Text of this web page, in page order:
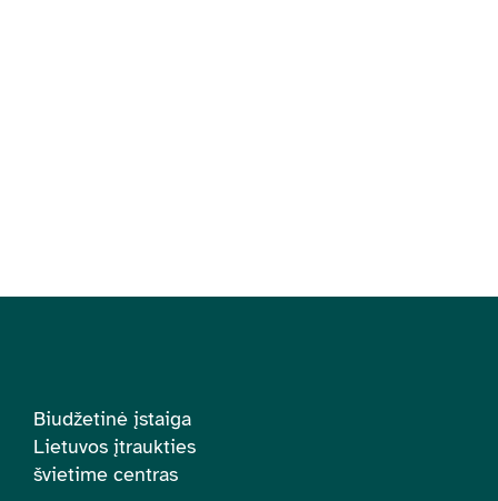
Biudžetinė įstaiga
Lietuvos įtraukties
švietime centras